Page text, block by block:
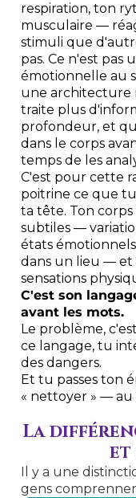
respiration, ton
musculaire —
stimuli que
pas. Ce n'est pas
émotionnelle au
une architecture
traite plus
profondeur, et
dans le corps
temps de les
C'est pour cette
poitrine ce que
ta tête. Ton
subtiles —
états
dans un lieu — et
sensations
C'est son
avant les mots.
Le problème,
ce langage, tu
des dangers.
Et tu passes ton
« nettoyer » —
La
et
Il y a une
gens